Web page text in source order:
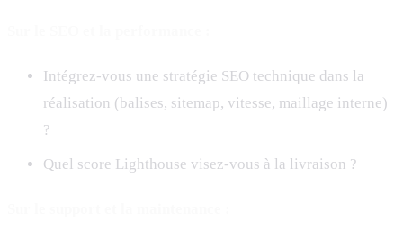
Intégrez-vous une stratégie SEO technique dans la
réalisation (balises, sitemap, vitesse, maillage interne)
?
Quel score Lighthouse visez-vous à la livraison ?